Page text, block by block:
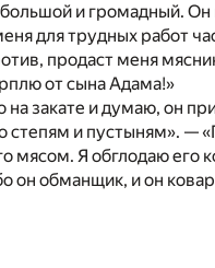
и громадный.
для трудных работ
продаст меня
от сына Адама!»
закате и думаю, он
степям и пустыням». —
мясом. Я обглодаю его
он обманщик, и он